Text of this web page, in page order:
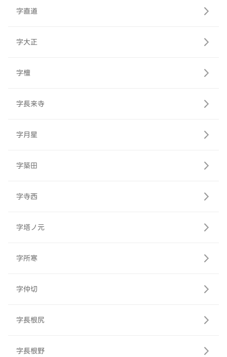
字直道
字大正
字檀
字長来寺
字月星
字築田
字寺西
字塔ノ元
字所寒
字仲切
字長根尻
字長根野